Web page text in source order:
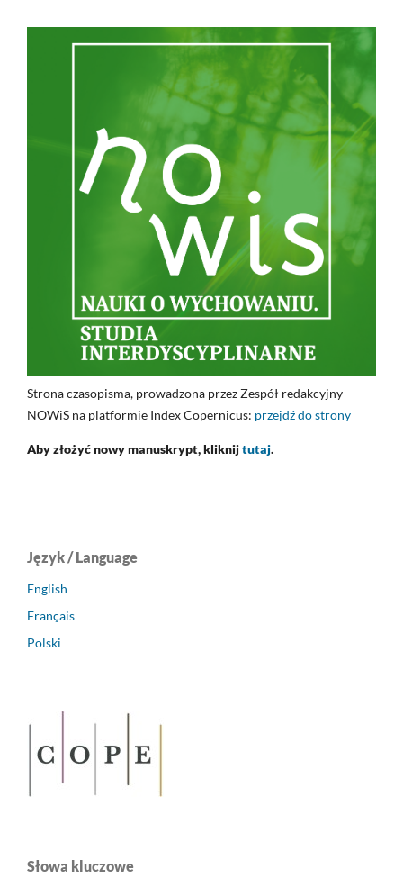
Strona czasopisma, prowadzona przez Zespół redakcyjny
NOWiS na platformie Index Copernicus: przejdź do strony
Aby złożyć nowy manuskrypt, kliknijtutaj.
Język / Language
English
Français
Polski
Słowa kluczowe